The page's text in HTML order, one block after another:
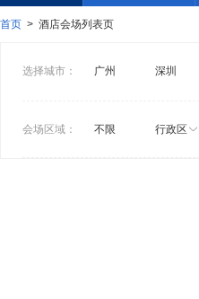
首页 > 酒店会场列表页
选择城市： 广州 深圳
会场区域： 不限 行政区